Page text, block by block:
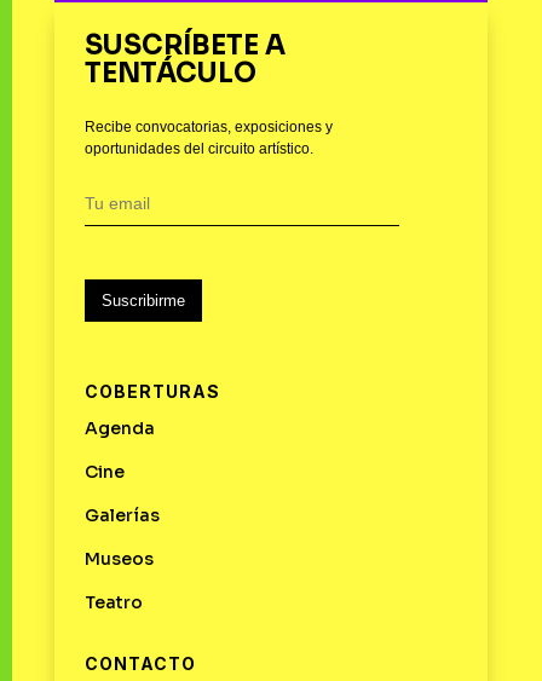
SUSCRÍBETE A
TENTÁCULO
Recibe convocatorias, exposiciones y
oportunidades del circuito artístico.
Suscribirme
COBERTURAS
Agenda
Cine
Galerías
Museos
Teatro
CONTACTO